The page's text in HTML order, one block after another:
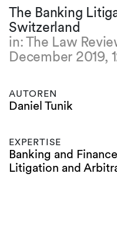
The Banking
Switzerland
in: The Law
December 2019,
AUTOREN
Daniel Tunik
EXPERTISE
Banking and Finance
Litigation and